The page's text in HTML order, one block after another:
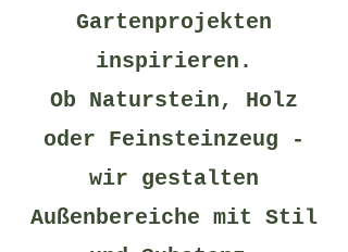
Gartenprojekten
inspirieren.
Ob Naturstein, Holz
oder Feinsteinzeug -
wir gestalten
Außenbereiche mit Stil